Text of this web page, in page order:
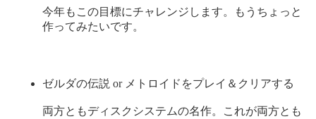
今年もこの目標にチャレンジします。もうちょっと
作ってみたいです。
ゼルダの伝説 or メトロイドをプレイ＆クリアする
両方ともディスクシステムの名作。これが両方とも